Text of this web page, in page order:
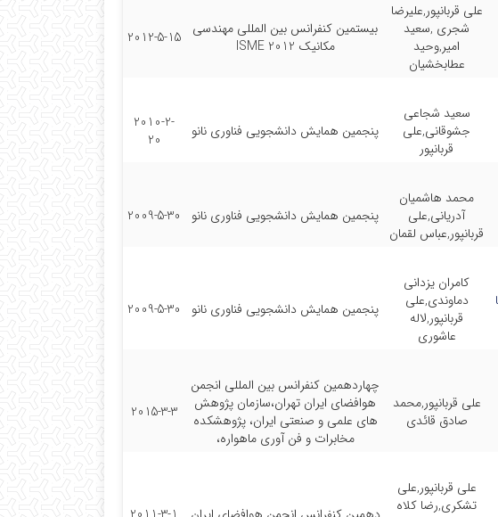
علی قربانپور,علیرضا
شجری ,سعید
امیر,وحید
عطابخشیان
بیستمین کنفرانس بین المللی مهندسی
مکانیک ISME 2012
2012-5-15
سعید شجاعی
جشوقانی,علی
قربانپور
پنجمین همایش دانشجویی فناوری نانو
2010-2-
20
محمد هاشمیان
آدریانی,علی
قربانپور,عباس لقمان
پنجمین همایش دانشجویی فناوری نانو 2009-5-30
کامران یزدانی
دماوندی,علی
قربانپور,لاله
عاشوری
پنجمین همایش دانشجویی فناوری نانو 2009-5-30
علی قربانپور,محمد
صادق قائدی
چهاردهمین کنفرانس بین المللی انجمن
هوافضای ایران تهران،سازمان پژوهش
های علمی و صنعتی ایران، پژوهشکده
مخابرات و فن آوری ماهواره،
2015-3-3
علی قربانپور,على
تشکرى,رضا کلاه